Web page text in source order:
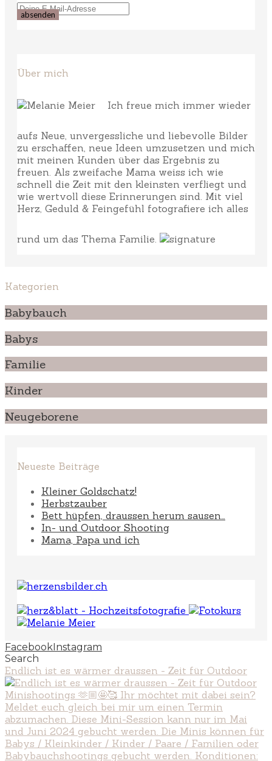
Über mich
Ich freue mich immer wieder
aufs Neue, unvergessliche und liebevolle Bilder
zu erschaffen, neue Ideen umzusetzen und mich
mit meinen Kunden über das Ergebnis zu
freuen. Als zweifache Mama weiss ich wie
schnell die Zeit mit den kleinsten verfliegt und
wie wertvoll diese Erinnerungen sind. Mit viel
Herz, Geduld & Feingefühl fotografiere ich alles
rund um das Thema Familie.
Kategorien
Babybauch
Babys
Familie
Kinder
Neugeborene
Neueste Beiträge
Kleiner Goldschatz!
Herbstzauber
Bett hüpfen, draussen herum sausen…
In- und Outdoor Shooting
Mama, Papa und ich
FacebookInstagram
Search
Endlich ist es wärmer draussen - Zeit für Outdoor